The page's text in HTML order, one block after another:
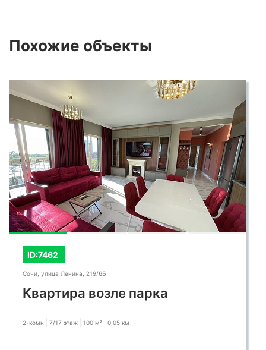
Похожие объекты
ID:7462
Сочи, улица Ленина, 219/6Б
Квартира возле парка
2-комн 7/17 этаж 100 м² 0,05 км